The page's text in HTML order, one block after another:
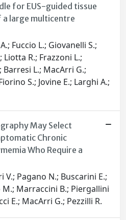
for EUS-guided tissue
a large multicentre
Fuccio L.; Giovanelli S.;
R.; Frazzoni L.;
Barresi L.; MacArri G.;
S.; Jovine E.; Larghi A.;
May Select
Chronic
Who Require a
V.; Pagano N.; Buscarini E.;
M.; Marraccini B.; Piergallini
E.; MacArri G.; Pezzilli R.